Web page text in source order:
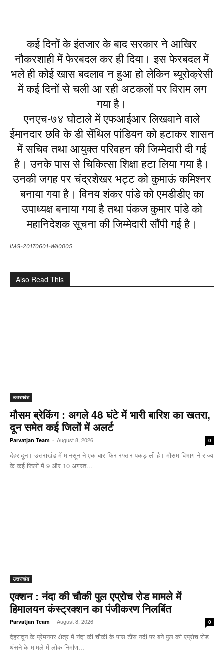
कई दिनों के इंतजार के बाद सरकार ने आखिर
नौकरशाही में फेरबदल कर ही दिया। इस फेरबदल में
भले ही कोई खास बदलाव न हुआ हो लेकिन ब्यूरोक्रेसी
में कई दिनों से चली आ रही अटकलों पर विराम लग
गया है।
एनएच-७४ घोटाले में एफआईआर लिखवाने वाले
ईमानदार छवि के डी सेंथिल पांडियन को हटाकर शासन
में सचिव तथा आयुक्त परिवहन की जिम्मेदारी दी गई
है। उनके पास से चिकित्सा शिक्षा हटा लिया गया है।
उनकी जगह पर चंद्रशेखर भट्ट को कुमाऊं कमिश्नर
बनाया गया है। विनय शंकर पांडे को एमडीडीए का
उपाध्यक्ष बनाया गया है तथा पंकज कुमार पांडे को
महानिदेशक सूचना की जिम्मेदारी सौंपी गई है।
IMG-20170601-WA0005
Also Read This
उत्तराखंड
मौसम ब्रेकिंग : अगले 48 घंटे में भारी बारिश का खतरा,
दून समेत कई जिलों में अलर्ट
Parvatjan Team - August 8, 2026 0
देहरादून। उत्तराखंड में मानसून ने एक बार फिर रफ्तार पकड़ ली है। मौसम विभाग ने राज्य
के कई जिलों में 9 और 10 अगस्त...
उत्तराखंड
एक्शन : नंदा की चौकी पुल एप्रोच रोड मामले में
हिमालयन कंस्ट्रक्शन का पंजीकरण निलबिंत
Parvatjan Team - August 8, 2026 0
देहरादून के प्रेमनगर क्षेत्र में नंदा की चौकी के पास टौंस नदी पर बने पुल की एप्रोच रोड
धंसने के मामले में लोक निर्माण...